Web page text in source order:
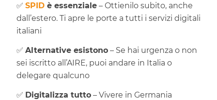
✅ SPIDè essenziale– Ottienilo subito, anche
dall’estero. Ti apre le porte a tutti i servizi digitali
italiani
✅ Alternative esistono– Se hai urgenza o non
sei iscritto all’AIRE, puoi andare in Italia o
delegare qualcuno
✅ Digitalizza tutto– Vivere in Germania